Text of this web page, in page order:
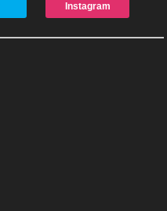
Instagram